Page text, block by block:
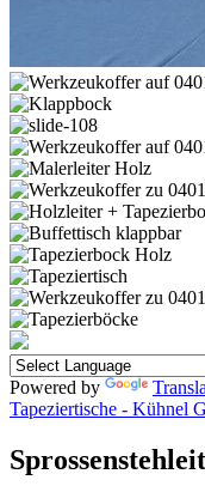
Powered by
Tapeziertische - Kühnel